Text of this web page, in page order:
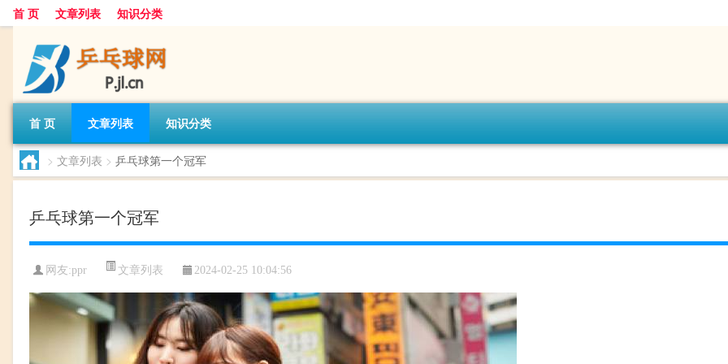
首 页 文章列表 知识分类
首 页 文章列表 知识分类
> 文章列表 > 乒乓球第一个冠军
乒乓球第一个冠军
网友:ppr 文章列表 2024-02-25 10:04:56